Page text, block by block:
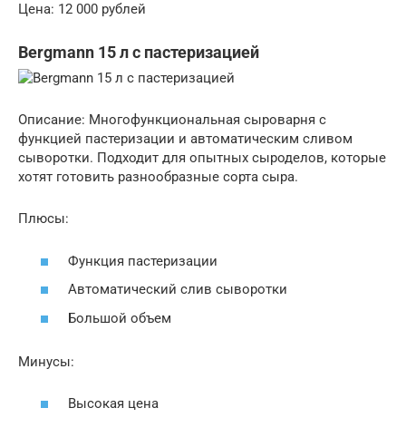
Цена: 12 000 рублей
Bergmann 15 л с пастеризацией
Описание: Многофункциональная сыроварня с
функцией пастеризации и автоматическим сливом
сыворотки. Подходит для опытных сыроделов, которые
хотят готовить разнообразные сорта сыра.
Плюсы:
Функция пастеризации
Автоматический слив сыворотки
Большой объем
Минусы:
Высокая цена